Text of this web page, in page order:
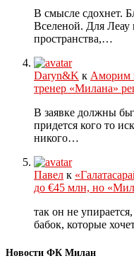
В смысле сдохнет.
Вселеной. Для Леау
пространства,…
Daryn&K к Аморим
тренер «Милана»
В заявке должны
придется кого то
никого…
Павел к
до €45 млн, но
так он не
бабок, которые
Новости ФК Милан